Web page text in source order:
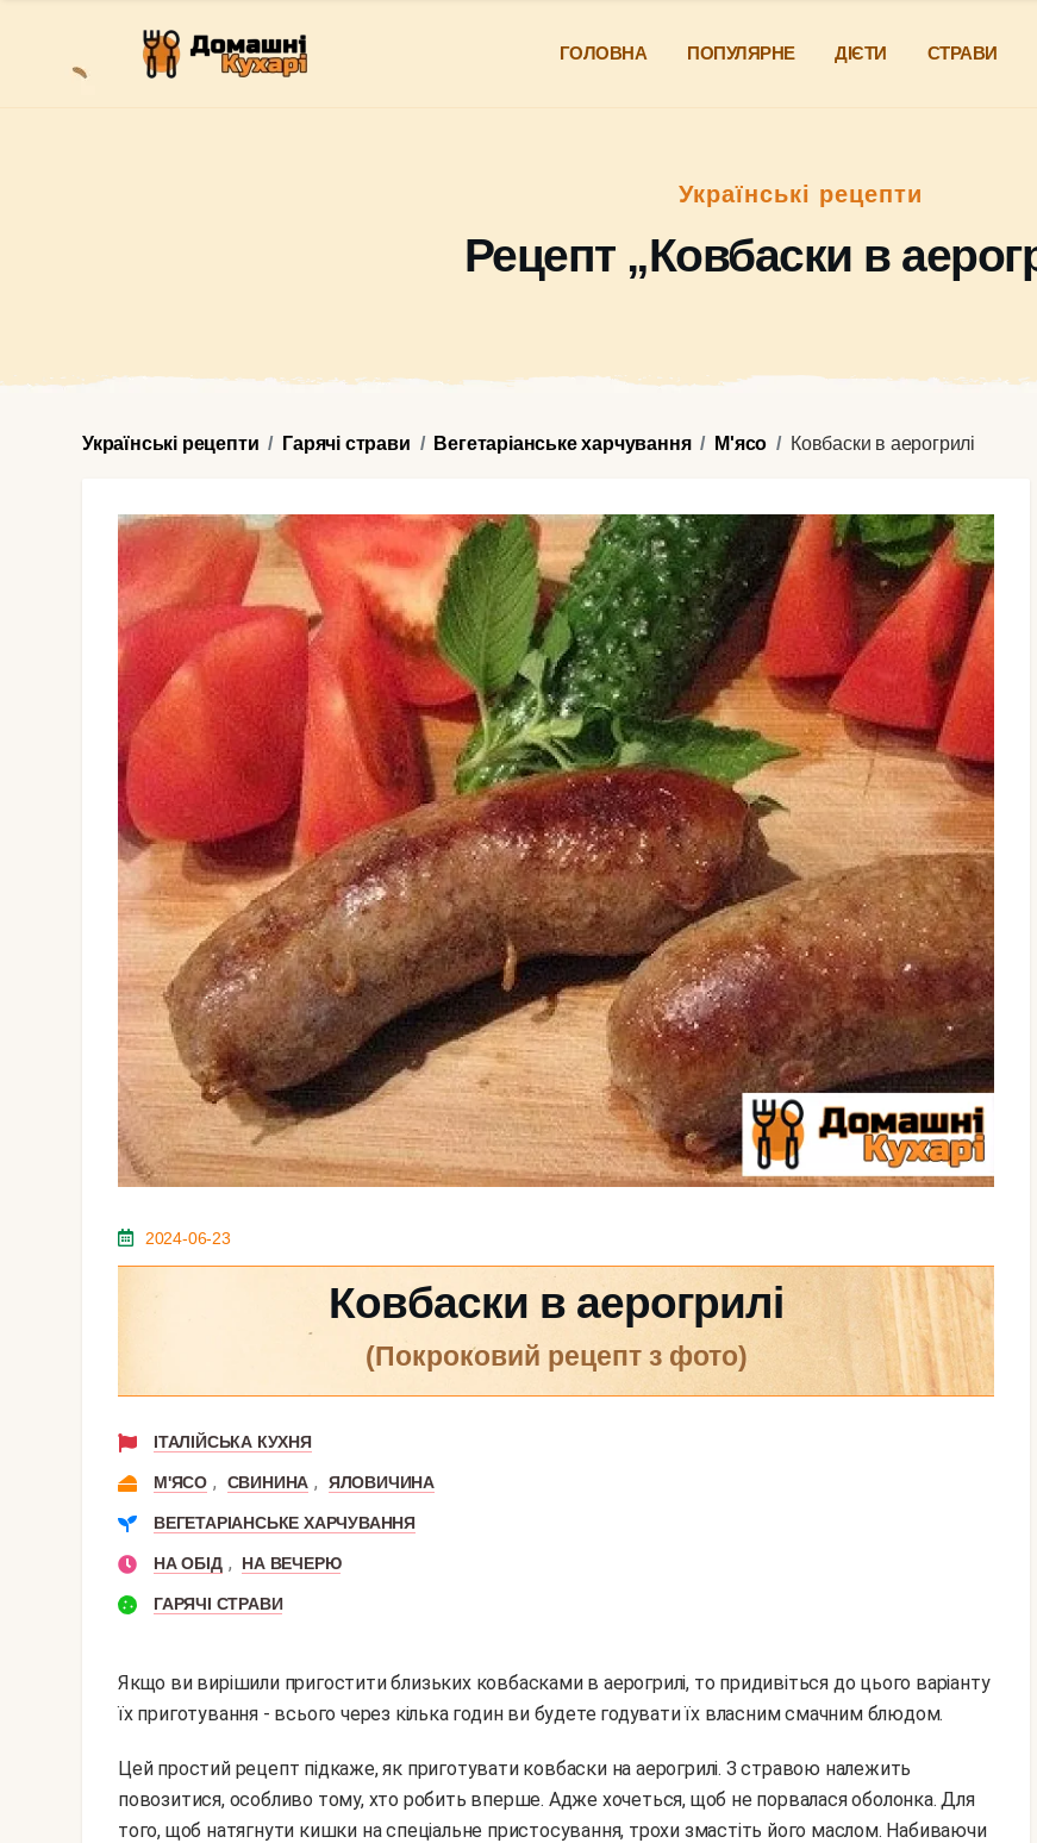
ГОЛОВНА ПОПУЛЯРНЕ ДІЄТИ СТРАВИ
Українські рецепти
Рецепт „Ковбаски в
Українські рецепти Гарячі страви Вегетаріанське харчування М'ясо Ковбаски в аерогрилі
2024-06-23
Ковбаски в аерогрилі
(покроковий рецепт з фото)
ІТАЛІЙСЬКА КУХНЯ
М'ЯСО , СВИНИНА , ЯЛОВИЧИНА
ВЕГЕТАРІАНСЬКЕ ХАРЧУВАННЯ
НА ОБІД , НА ВЕЧЕРЮ
ГАРЯЧІ СТРАВИ
Якщо ви вирішили пригостити близьких ковбасками в аерогрилі, то придивіться до цього варіанту
їх приготування - всього через кілька годин ви будете годувати їх власним смачним блюдом.
Цей простий рецепт підкаже, як приготувати ковбаски на аерогрилі. З стравою належить
повозитися, особливо тому, хто робить вперше. Адже хочеться, щоб не порвалася оболонка. Для
того, щоб натягнути кишки на спеціальне пристосування, трохи змастіть його маслом. Набиваючи